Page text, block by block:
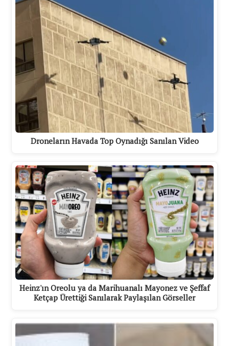
Droneların Havada Top Oynadığı Sanılan Video
Heinz'ın Oreolu ya da Marihuanalı Mayonez ve Şeffaf
Ketçap Ürettiği Sanılarak Paylaşılan Görseller